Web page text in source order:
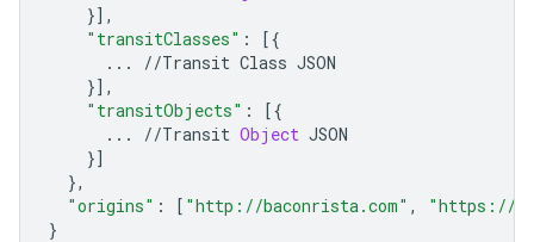
}],
"transitClasses" :
[{
...
//Transit Class JSON
}],
"transitObjects" :
[{
...
//Transit Object JSON
}]
},
"origins" : [ "http://baconrista.com" ,
"https://
}